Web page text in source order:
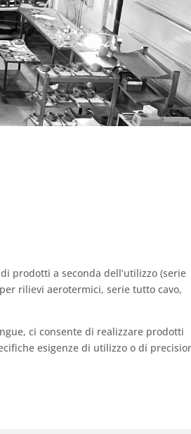
prodotti a seconda dell’utilizzo (serie
rilievi aerotermici, serie tutto cavo,
ci consente di realizzare prodotti
esigenze di utilizzo o di